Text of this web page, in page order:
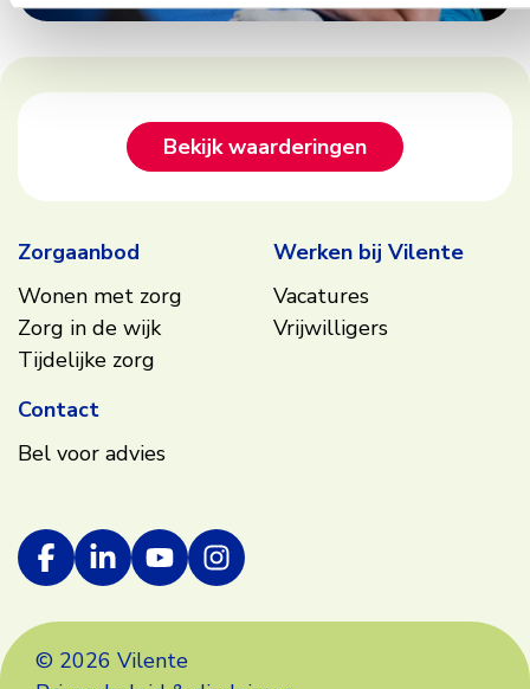
Footer
Bekijk waarderingen
Zorgaanbod
Wonen met zorg
Zorg in de wijk
Tijdelijke zorg
Werken bij Vilente
Vacatures
Vrijwilligers
Contact
Bel voor advies
© 2026 Vilente